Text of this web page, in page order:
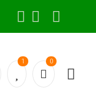
1 0